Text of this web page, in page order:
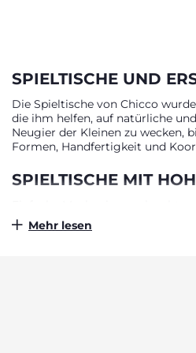
SPIELTISCHE UND
Die Spieltische von Chicco
die ihm helfen, auf natürliche
Neugier der Kleinen zu wecken,
Formen, Handfertigkeit und
SPIELTISCHE MIT
Anreize und Spaß für die
Diese Produkte zeichnen sich
INTERAKTIVE
Geräusche und Melodien
die Hand-Auge-Koordination
Mehr lesen